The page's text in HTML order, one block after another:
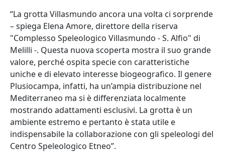
“La grotta Villasmundo ancora una volta ci sorprende
– spiega Elena Amore, direttore della riserva
"Complesso Speleologico Villasmundo - S. Alfio" di
Melilli -. Questa nuova scoperta mostra il suo grande
valore, perché ospita specie con caratteristiche
uniche e di elevato interesse biogeografico. Il genere
Plusiocampa, infatti, ha un’ampia distribuzione nel
Mediterraneo ma si è differenziata localmente
mostrando adattamenti esclusivi. La grotta è un
ambiente estremo e pertanto è stata utile e
indispensabile la collaborazione con gli speleologi del
Centro Speleologico Etneo”.